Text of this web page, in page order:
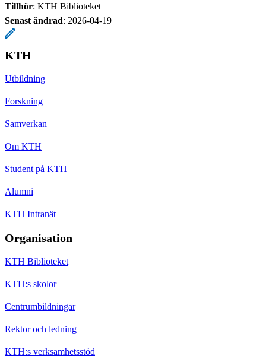
Tillhör: KTH Biblioteket
Senast ändrad: 2026-04-19
KTH
Utbildning
Forskning
Samverkan
Om KTH
Student på KTH
Alumni
KTH Intranät
Organisation
KTH Biblioteket
KTH:s skolor
Centrumbildningar
Rektor och ledning
KTH:s verksamhetsstöd